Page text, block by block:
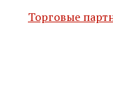
Торговые